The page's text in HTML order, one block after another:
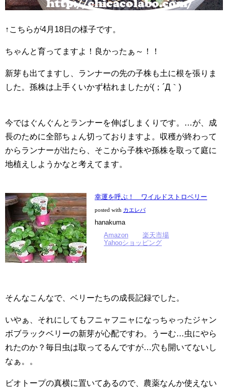
↑こちらが4月18日の様子です。
ちゃんと育ってますよ！良かったぁ～！！
新芽も出てますし、ランナーの先の子株も土に根を張りま
した。孫株は上手くいかず枯れましたが(；´Д｀)
今ではぐんぐんとランナーを伸ばしまくりです。…が、成
長のために全部ちょん切っておりますよ。収穫が終わって
からランナーが出たら、そこから子株や孫株を取って庭に
地植えしようかなと考えてます。
幸運を呼ぶ！ ワイルドストロベリー
posted with カエレバ
hanakuma
Amazon
楽天市場
Yahooショッピング
そんなこんなで、ベリーたちの成長記録でした。
いやぁ、それにしてもフニャフニャになっちゃったジャン
ボブラックベリーの新芽が心配ですわ。うーむ…虫にやら
れたのか？毎日虫は取ってるんですが…穴も開いてないし
なぁ。。
ビオトープの真横に置いてあるので、農薬なんか使えない